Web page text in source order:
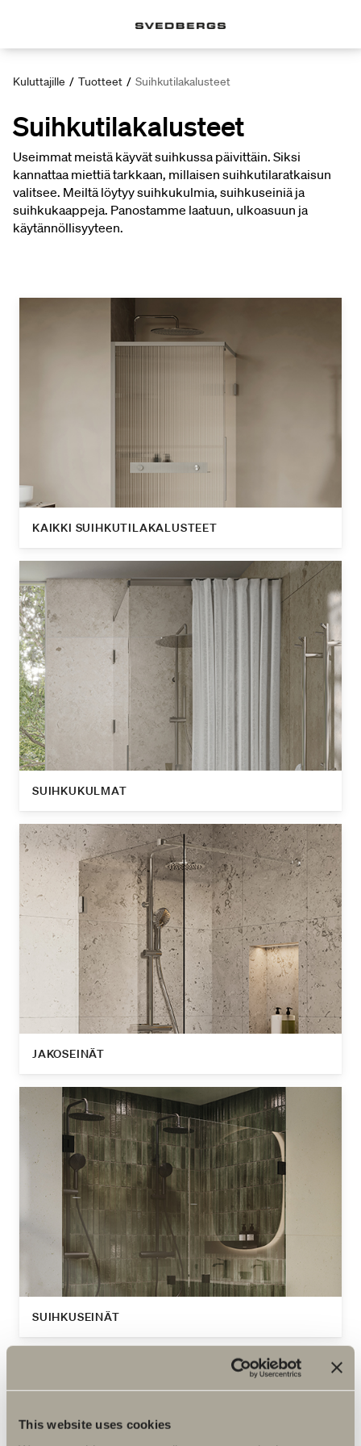
This website uses cookies
Kuluttajille / Tuotteet / Suihkutilakalusteet
Suihkutilakalusteet
Useimmat meistä käyvät suihkussa päivittäin. Siksi
kannattaa miettiä tarkkaan, millaisen suihkutilaratkaisun
valitsee. Meiltä löytyy suihkukulmia, suihkuseiniä ja
suihkukaappeja. Panostamme laatuun, ulkoasuun ja
käytännöllisyyteen.
KAIKKI SUIHKUTILAKALUSTEET
SUIHKUKULMAT
JAKOSEINÄT
SUIHKUSEINÄT